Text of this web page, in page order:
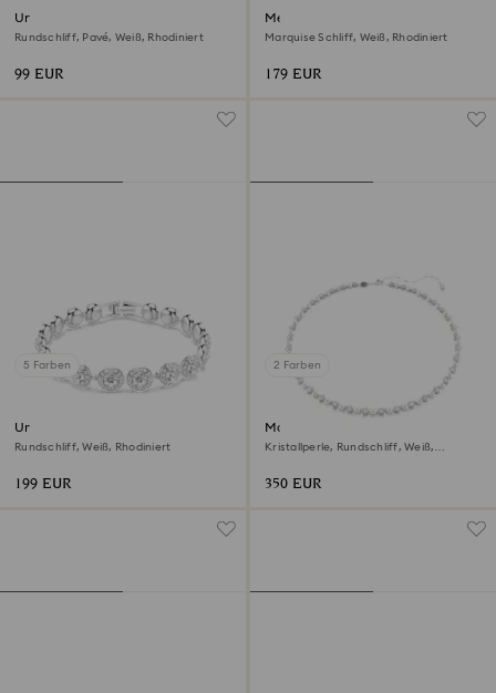
Una Angelic Ohrstecker
Rundschliff, Pavé, Weiß, Rhodiniert
99 EUR
Mesmera Armband
Marquise Schliff, Weiß, Rhodiniert
179 EUR
5 Farben
Una Angelic Armband
Rundschliff, Weiß, Rhodiniert
199 EUR
2 Farben
Matrix Tennis Halskette
Kristallperle, Rundschliff, Weiß,
350 EUR